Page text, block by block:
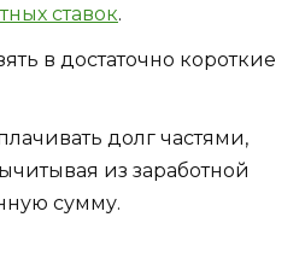
ставок.
в достаточно короткие
долг частями,
из заработной
сумму.